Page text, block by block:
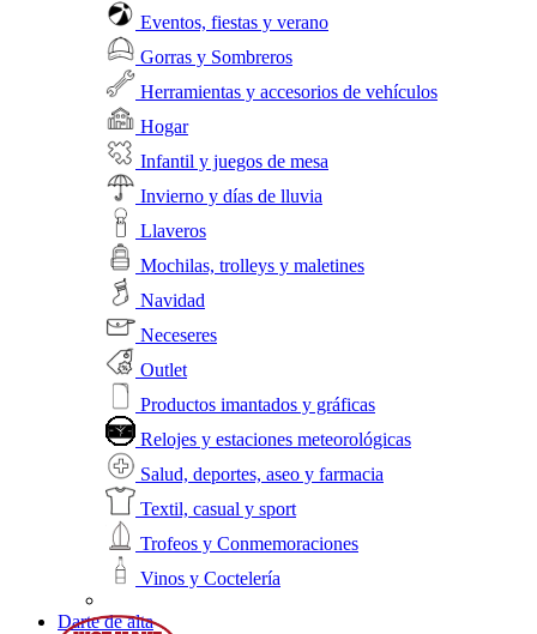
Eventos, fiestas y verano
Gorras y Sombreros
Herramientas y accesorios de vehículos
Hogar
Infantil y juegos de mesa
Invierno y días de lluvia
Llaveros
Mochilas, trolleys y maletines
Navidad
Neceseres
Outlet
Productos imantados y gráficas
Relojes y estaciones meteorológicas
Salud, deportes, aseo y farmacia
Textil, casual y sport
Trofeos y Conmemoraciones
Vinos y Coctelería
Darte de alta